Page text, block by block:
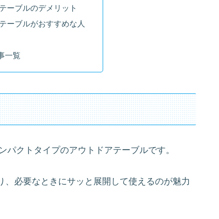
ーブルのデメリット
ーブルがおすすめな人
一覧
クトタイプのアウトドアテーブルです。
必要なときにサッと展開して使えるのが魅力